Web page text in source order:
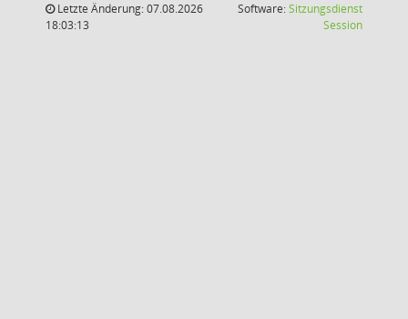
Letzte Änderung: 07.08.2026
18:03:13
Software:Sitzungsdienst
Session(Wird in